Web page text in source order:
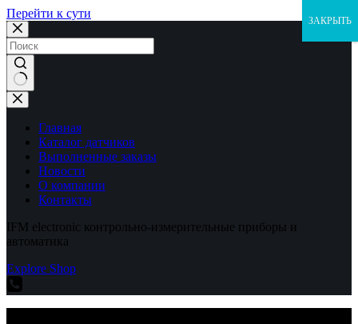
Перейти к сути
Ничего
не
найденоГлавная
Каталог датчиков
Выполненные заказы
Новости
О компании
Контакты
IFM electronic контрольно-измерительные приборы и
автоматика
Explore Shop
ЗАКРЫТЬ